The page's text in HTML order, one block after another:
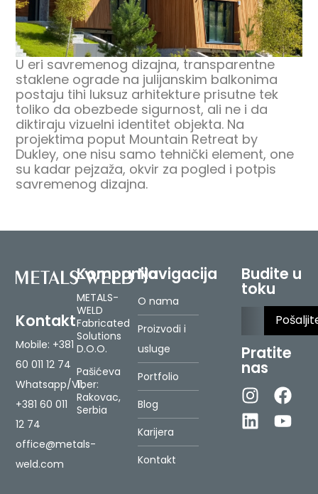
U eri savremenog dizajna, transparentne
staklene ograde na julijanskim balkonima
postaju tihi luksuz arhitekture prisutne tek
toliko da obezbede sigurnost, ali ne i da
diktiraju vizuelni identitet objekta. Na
projektima poput Mountain Retreat by
Dukley, one nisu samo tehnički element, one
su kadar pejzaža, okvir za pogled i potpis
savremenog dizajna.
Kontakt
Mobile: +381
60 011 12 74
Whatsapp/Viber:
+381 60 011
12 74
office@metals-
weld.com
Kompanija
METALS-
WELD
Fabricated
Solutions
D.O.O.
Pašićeva
11,
Rakovac,
Serbia
Navigacija
O nama
Proizvodi i
usluge
Portfolio
Blog
Karijera
Kontakt
Budite u
toku
Please
Pratite
nas